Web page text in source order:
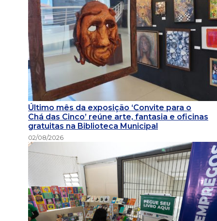
Último mês da exposição ‘Convite para o
Chá das Cinco’ reúne arte, fantasia e oficinas
gratuitas na Biblioteca Municipal
02/08/2026